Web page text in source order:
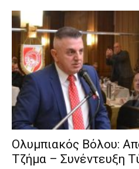
Ολυμπιακός Βόλου:
Τζήμα – Συνέντευξη